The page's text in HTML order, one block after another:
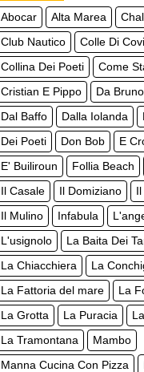
Abocar Alta Marea
Club Nautico
Colle Di
Collina Dei Poeti
Come
Cristian E Pippo
Da Bruno
Dal Baffo
Dalla Iolanda
Dei Poeti
Don Bob
E
E' Builiroun
Follia Beach
Il Casale
Il Domiziano
Il Mulino
Infabula
L'usignolo
La Baita Dei
La Chiacchiera
La
La Fattoria del mare
La
La Grotta
La Puracia
La Tramontana
Mambo
Manna Cucina Con Pizza